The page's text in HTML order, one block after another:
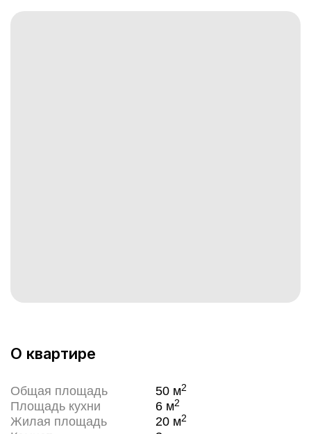
О квартире
Общая площадь 50 м2
Площадь кухни 6 м2
Жилая площадь 20 м2